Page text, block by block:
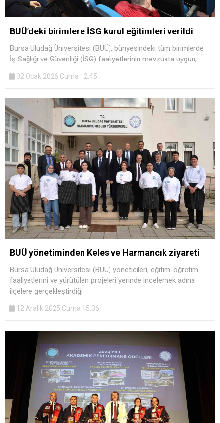
BUÜ’deki birimlere İSG kurul eğitimleri verildi
Bursa Uludağ Üniversitesi (BUÜ), bünyesindeki tüm birimlerde
İş Sağlığı ve Güvenliği (İSG) faaliyetlerinin mevzuata uygun,
02 Ocak 2026 Cuma 12:45
BUÜ yönetiminden Keles ve Harmancık ziyareti
Bursa Uludağ Üniversitesi (BUÜ) yöneticileri, eğitim-öğretim
faaliyetlerini ve yürütülen projeleri yerinde incelemek adına
ilçelere gerçekleştirdiği
12 Aralık 2025 Cuma 15:36